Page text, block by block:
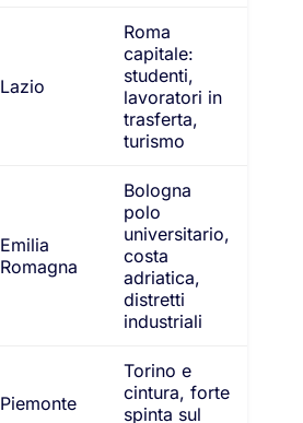
Lazio
Roma
capitale:
studenti,
lavoratori in
trasferta,
turismo
Emilia
Romagna
Bologna
polo
universitario,
costa
adriatica,
distretti
industriali
Piemonte
Torino e
cintura, forte
spinta sul